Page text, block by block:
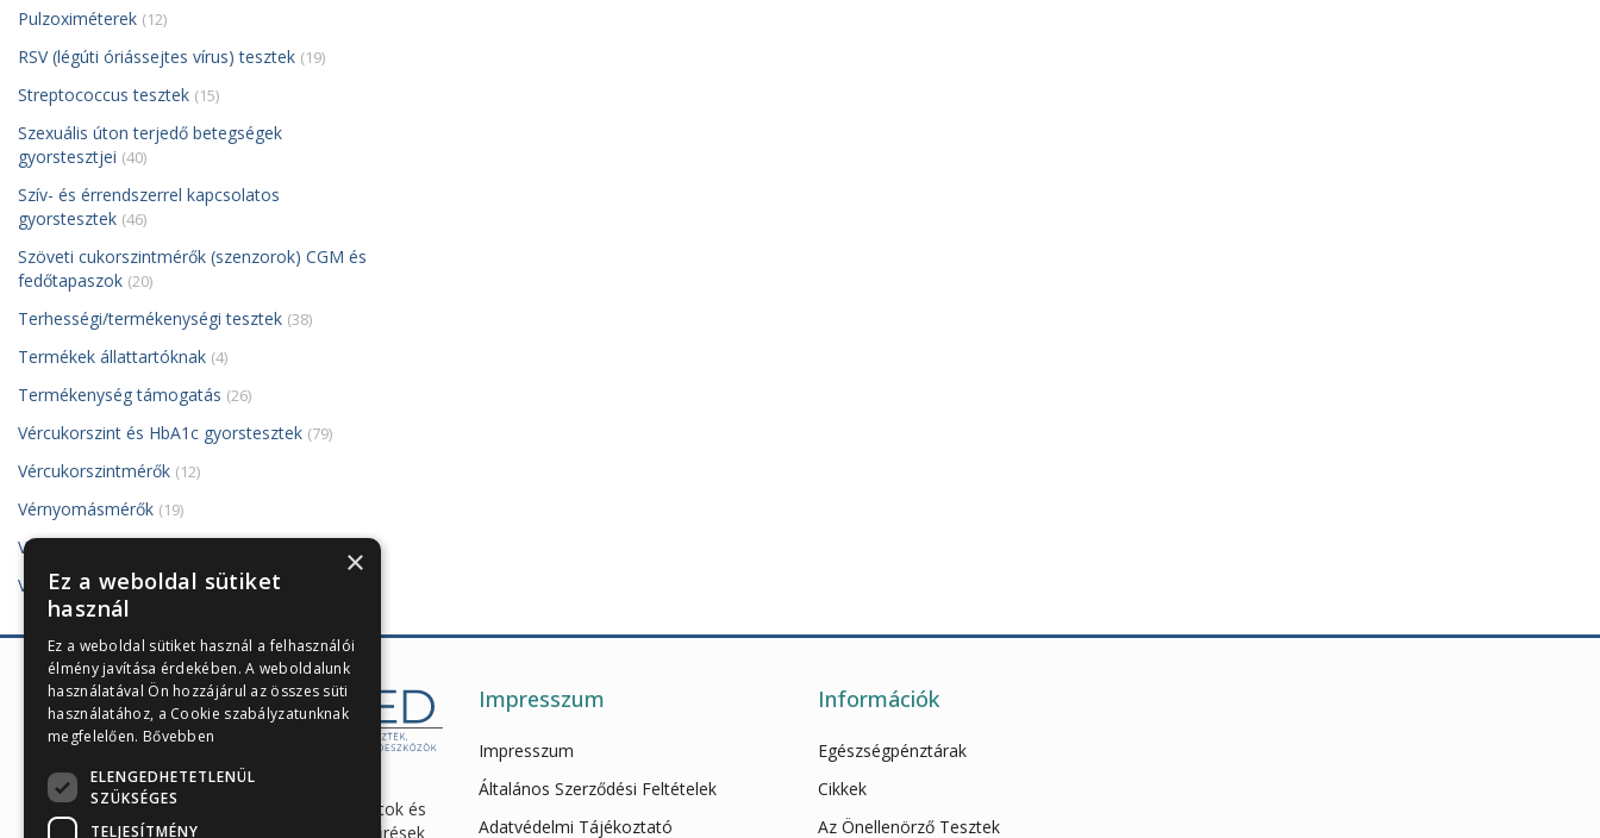
Pulzoximéterek (12)
RSV (légúti óriássejtes vírus) tesztek (19)
Streptococcus tesztek (15)
Szexuális úton terjedő betegségek
gyorstesztjei (40)
Szív- és érrendszerrel kapcsolatos
gyorstesztek (46)
Szöveti cukorszintmérők (szenzorok) CGM és
fedőtapaszok (20)
Terhességi/termékenységi tesztek (38)
Termékek állattartóknak (4)
Termékenység támogatás (26)
Vércukorszint és HbA1c gyorstesztek (79)
Vércukorszintmérők (12)
Vérnyomásmérők (19)
VivaDiag PoCT készülék és tesztjei
Vizelettesztek (121)
Enzimes béldaganatszűrés,
hasnyálmirigy funkciós vizsgálatok és
egészségügyi gyorstesztek, szűrések
Impresszum
Impresszum
Általános Szerződési Feltételek
Adatvédelmi Tájékoztató
Információk
Egészségpénztárak
Cikkek
Az Önellenörző Tesztek
×
Ez a weboldal sütiket
használ
Ez a weboldal sütiket használ a felhasználói
élmény javítása érdekében. A weboldalunk
használatával Ön hozzájárul az összes süti
használatához, a Cookie szabályzatunknak
megfelelően. Bővebben
ELENGEDHETETLENÜL
SZÜKSÉGES
TELJESÍTMÉNY